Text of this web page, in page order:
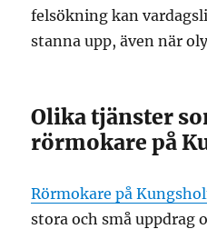
felsökning kan
stanna upp, även när
Olika tjänster
rörmokare på
Rörmokare på
stora och små uppdrag